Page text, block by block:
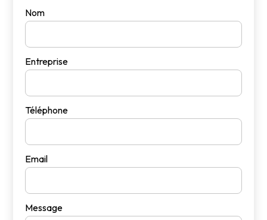
Nom
Entreprise
Téléphone
Email
Message